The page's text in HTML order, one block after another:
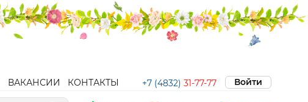
ВАКАНСИИ КОНТАКТЫ +7 (4832) 31-77-77 Войти